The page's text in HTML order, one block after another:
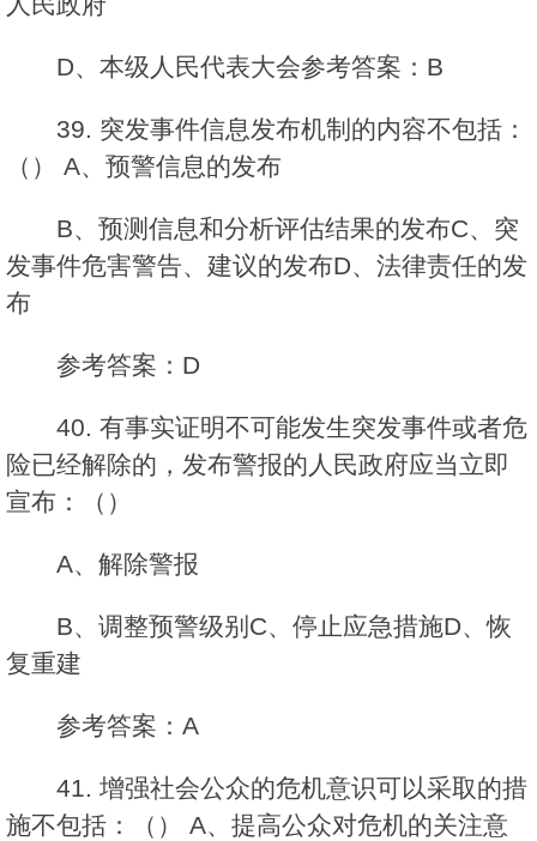
D、本级人民代表大会参考答案：B
39. 突发事件信息发布机制的内容不包括：
（） A、预警信息的发布
B、预测信息和分析评估结果的发布C、突
发事件危害警告、建议的发布D、法律责任的发
布
参考答案：D
40. 有事实证明不可能发生突发事件或者危
险已经解除的，发布警报的人民政府应当立即
宣布：（）
A、解除警报
B、调整预警级别C、停止应急措施D、恢
复重建
参考答案：A
41. 增强社会公众的危机意识可以采取的措
施不包括：（） A、提高公众对危机的关注意